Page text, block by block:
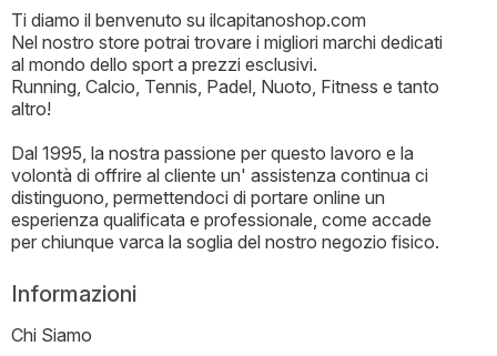
Ti diamo il benvenuto su ilcapitanoshop.com
Nel nostro store potrai trovare i migliori marchi dedicati
al mondo dello sport a prezzi esclusivi.
Running, Calcio, Tennis, Padel, Nuoto, Fitness e tanto
altro!
Dal 1995, la nostra passione per questo lavoro e la
volontà di offrire al cliente un' assistenza continua ci
distinguono, permettendoci di portare online un
esperienza qualificata e professionale, come accade
per chiunque varca la soglia del nostro negozio fisico.
Informazioni
Chi Siamo